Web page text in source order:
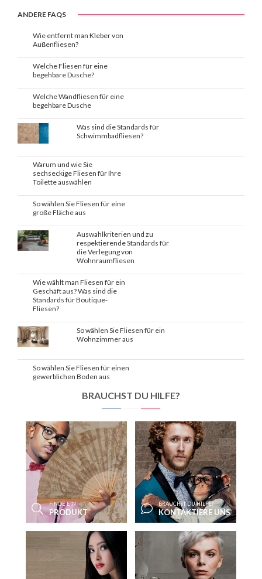
ANDERE FAQS
Wie entfernt man Kleber von
Außenfliesen?
Welche Fliesen für eine
begehbare Dusche?
Welche Wandfliesen für eine
begehbare Dusche
Was sind die Standards für
Schwimmbadfliesen?
Warum und wie Sie
sechseckige Fliesen für Ihre
Toilette auswählen
So wählen Sie Fliesen für eine
große Fläche aus
Auswahlkriterien und zu
respektierende Standards für
die Verlegung von
Wohnraumfliesen
Wie wählt man Fliesen für ein
Geschäft aus? Was sind die
Standards für Boutique-
Fliesen?
So wählen Sie Fliesen für ein
Wohnzimmer aus
So wählen Sie Fliesen für einen
gewerblichen Boden aus
BRAUCHST DU HILFE?
FINDE EIN
PRODUKT
BRAUCHST DU HILFE?
KONTAKTIERE UNS